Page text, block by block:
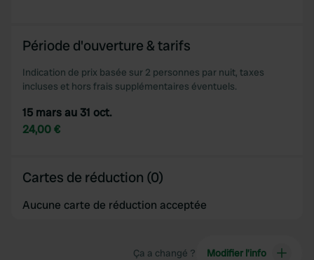
Période d'ouverture & tarifs
Indication de prix basée sur 2 personnes par nuit, taxes
incluses et hors frais supplémentaires éventuels.
15 mars au 31 oct.
24,00 €
Cartes de réduction (0)
Aucune carte de réduction acceptée
Ça a changé ? Modifier l’info